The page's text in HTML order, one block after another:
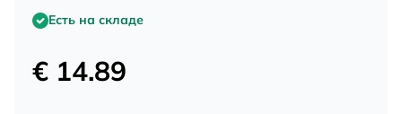
Есть на складе
€ 14.89